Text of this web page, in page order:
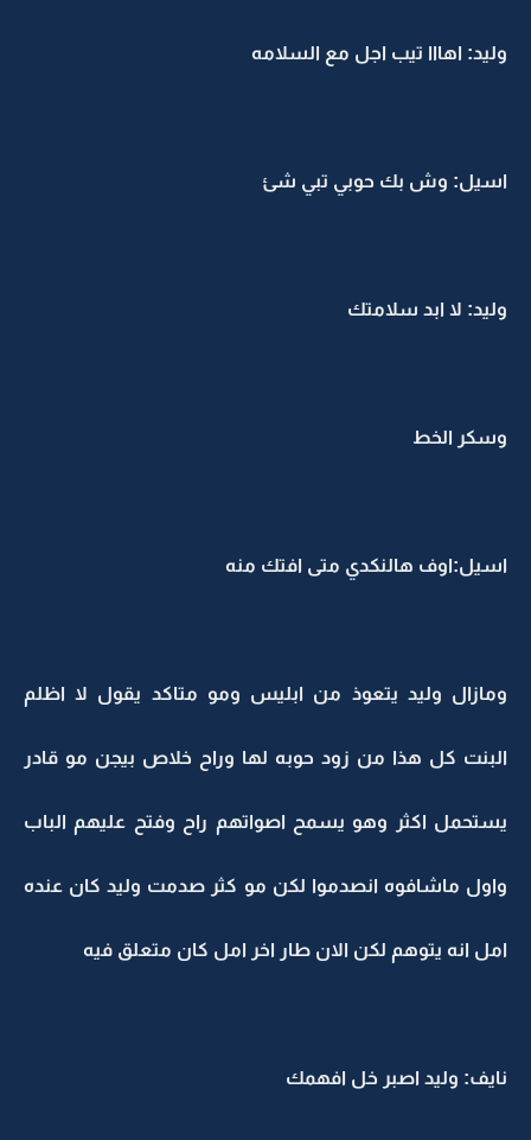
وليد: اهااا تيب اجل مع السلامه
اسيل: وش بك حوبي تبي شئ
وليد: لا ابد سلامتك
وسكر الخط
اسيل:اوف هالنكدي متى افتك منه
ومازال وليد يتعوذ من ابليس ومو متاكد يقول لا اظلم
البنت كل هذا من زود حوبه لها وراح خلاص بيجن مو قادر
يستحمل اكثر وهو يسمح اصواتهم راح وفتح عليهم الباب
واول ماشافوه انصدموا لكن مو كثر صدمت وليد كان عنده
امل انه يتوهم لكن الان طار اخر امل كان متعلق فيه
نايف: وليد اصبر خل افهمك